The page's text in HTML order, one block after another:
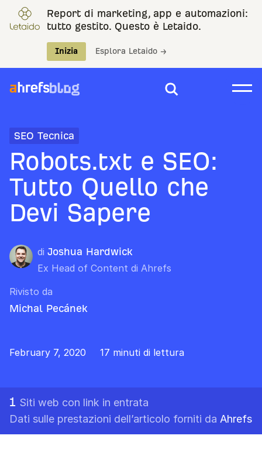
Report di marketing, app e automazioni:
tutto gestito. Questo è Letaido.
Inizia Esplora Letaido →
SEO Tecnica
Robots.txt e SEO:
Tutto Quello che
Devi Sapere
di Joshua Hardwick
Ex Head of Content di Ahrefs
Rivisto da
Michal Pecánek
February 7, 2020 17 minuti di lettura
1 Siti web con link in entrata
Dati sulle prestazioni dell’articolo forniti da Ahrefs